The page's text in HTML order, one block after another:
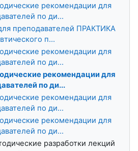
рекомендации для
по ди...
преподавателей ПРАКТИКА
п...
рекомендации для
по ди...
рекомендации для
по ди...
рекомендации для
по ди...
рекомендации для
по ди...
разработки лекций